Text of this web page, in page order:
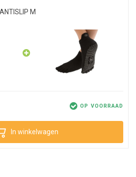
M
OP VOORRAAD
In winkelwagen